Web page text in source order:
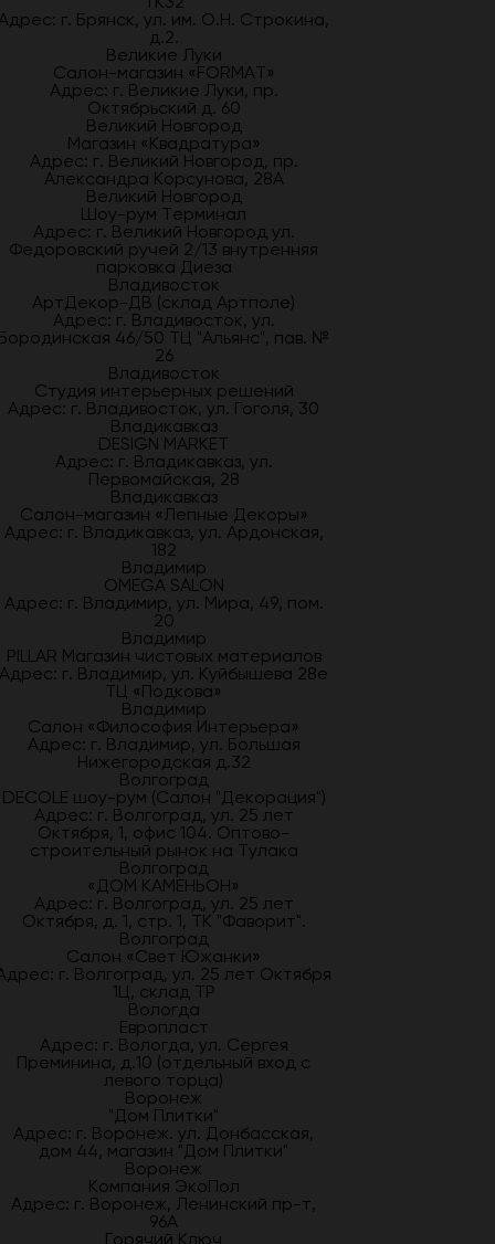
г. Брянск, ул. им. О.Н. Строкина,
д.2.
Великие Луки
Салон-магазин «FORMAT»
Адрес: г. Великие Луки, пр.
Октябрьский д. 60
Великий Новгород
Магазин «Квадратура»
Адрес: г. Великий Новгород, пр.
Александра Корсунова, 28А
Великий Новгород
Шоу-рум Терминал
Адрес: г. Великий Новгород ул.
Федоровский ручей 2/13 внутренняя
парковка Диеза
Владивосток
АртДекор-ДВ (склад Артполе)
Адрес: г. Владивосток, ул.
46/50 ТЦ "Альянс", пав. №
26
Владивосток
Студия интерьерных решений
Адрес: г. Владивосток, ул. Гоголя, 30
Владикавказ
DESIGN MARKET
Адрес: г. Владикавказ, ул.
Первомайская, 28
Владикавказ
Салон-магазин «Лепные Декоры»
Адрес: г. Владикавказ, ул. Ардонская,
182
Владимир
OMEGA SALON
Адрес: г. Владимир, ул. Мира, 49, пом.
20
Владимир
PILLAR Магазин чистовых материалов
Адрес: г. Владимир, ул. Куйбышева 28е
ТЦ «Подкова»
Владимир
Салон «Философия Интерьера»
Адрес: г. Владимир, ул. Большая
Нижегородская д.32
Волгоград
DECOLE шоу-рум (Салон "Декорация")
Адрес: г. Волгоград, ул. 25 лет
Октября, 1, офис 104. Оптово-
строительный рынок на Тулака
Волгоград
«ДОМ КАМЕНЬОН»
Адрес: г. Волгоград, ул. 25 лет
Октября, д. 1, стр. 1, ТК "Фаворит".
Волгоград
Салон «Свет Южанки»
г. Волгоград, ул. 25 лет Октября
1Ц, склад ТР
Вологда
Европласт
Адрес: г. Вологда, ул. Сергея
Преминина, д.10 (отдельный вход с
левого торца)
Воронеж
"Дом Плитки"
Адрес: г. Воронеж. ул. Донбасская,
дом 44, магазин "Дом Плитки"
Воронеж
Компания ЭкоПол
Адрес: г. Воронеж, Ленинский пр-т,
96А
Горячий Ключ